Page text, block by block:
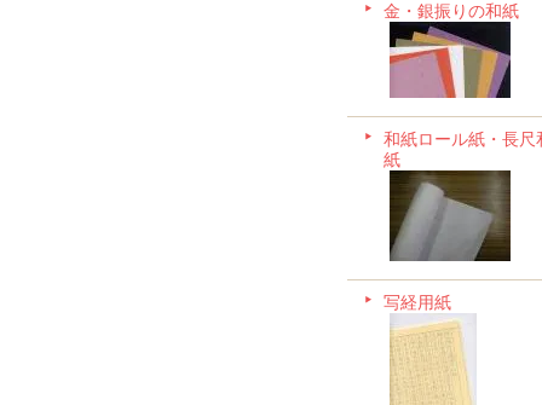
金・銀振りの和紙
和紙ロール紙・長尺
紙
写経用紙